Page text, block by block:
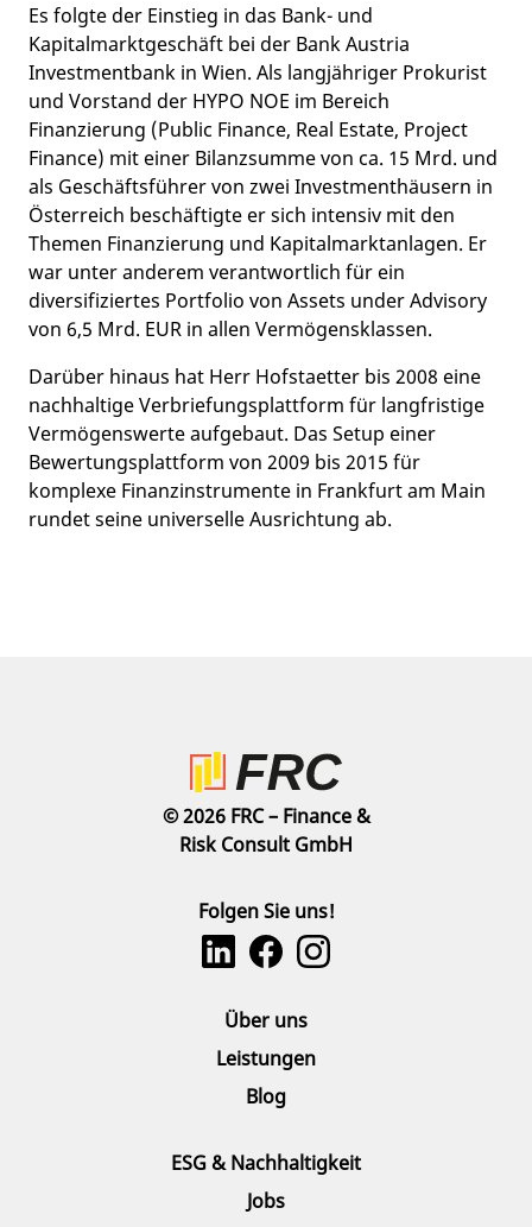
Es folgte der Einstieg in das Bank- und
Kapitalmarktgeschäft bei der Bank Austria
Investmentbank in Wien. Als langjähriger Prokurist
und Vorstand der HYPO NOE im Bereich
Finanzierung (Public Finance, Real Estate, Project
Finance) mit einer Bilanzsumme von ca. 15 Mrd. und
als Geschäftsführer von zwei Investmenthäusern in
Österreich beschäftigte er sich intensiv mit den
Themen Finanzierung und Kapitalmarktanlagen. Er
war unter anderem verantwortlich für ein
diversifiziertes Portfolio von Assets under Advisory
von 6,5 Mrd. EUR in allen Vermögensklassen.
Darüber hinaus hat Herr Hofstaetter bis 2008 eine
nachhaltige Verbriefungsplattform für langfristige
Vermögenswerte aufgebaut. Das Setup einer
Bewertungsplattform von 2009 bis 2015 für
komplexe Finanzinstrumente in Frankfurt am Main
rundet seine universelle Ausrichtung ab.
© 2026 FRC – Finance &
Risk Consult GmbH
Folgen Sie uns!
Über uns
Leistungen
Blog
ESG & Nachhaltigkeit
Jobs